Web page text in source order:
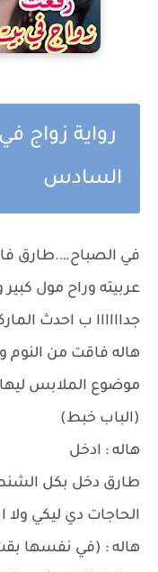
رواية زواج
السادس
في الصباح….طارق
عربيته وراح مول
جداااااا ب احدث
هاله فاقت من
موضوع الملابس ليها
(الباب خبط)
هاله : ادخل
طارق دخل بكل الشنط
الحاجات دي ليكي ولا
هاله : (في نفسها